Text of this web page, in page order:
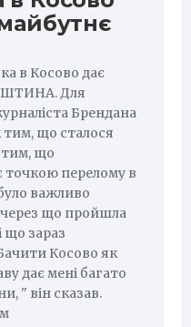
в Косово дає
Для
Брендана
що сталося
тим, що
точкою перелому в
важливо
через що пройшла
що зараз
Косово як
дає мені багато
" він сказав.